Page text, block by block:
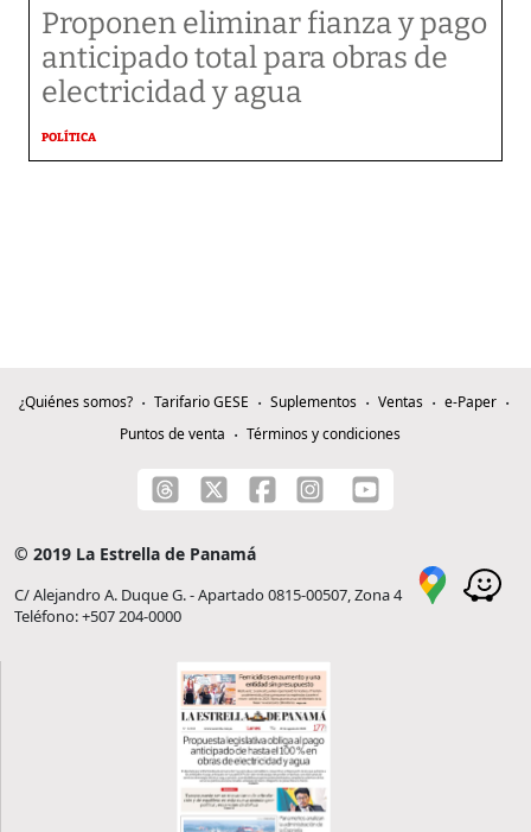
Proponen eliminar fianza y pago
anticipado total para obras de
electricidad y agua
POLÍTICA
¿Quiénes somos? Tarifario GESE Suplementos Ventas
e-Paper
Puntos de venta
Términos y condiciones
© 2019 La Estrella de Panamá
C/ Alejandro A. Duque G. - Apartado 0815-00507, Zona 4
Teléfono: +507 204-0000